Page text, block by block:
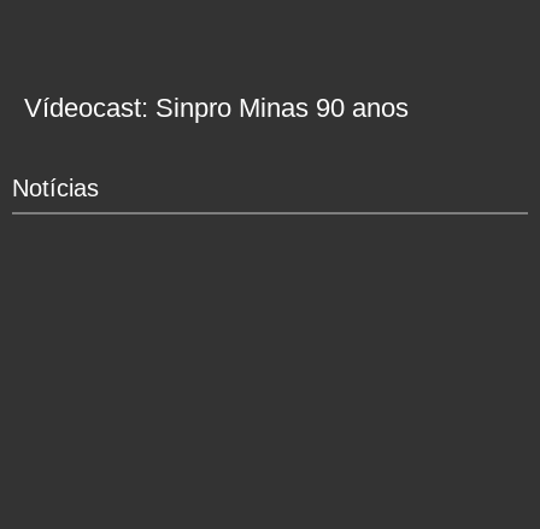
Vídeocast: Sinpro Minas 90 anos
Notícias